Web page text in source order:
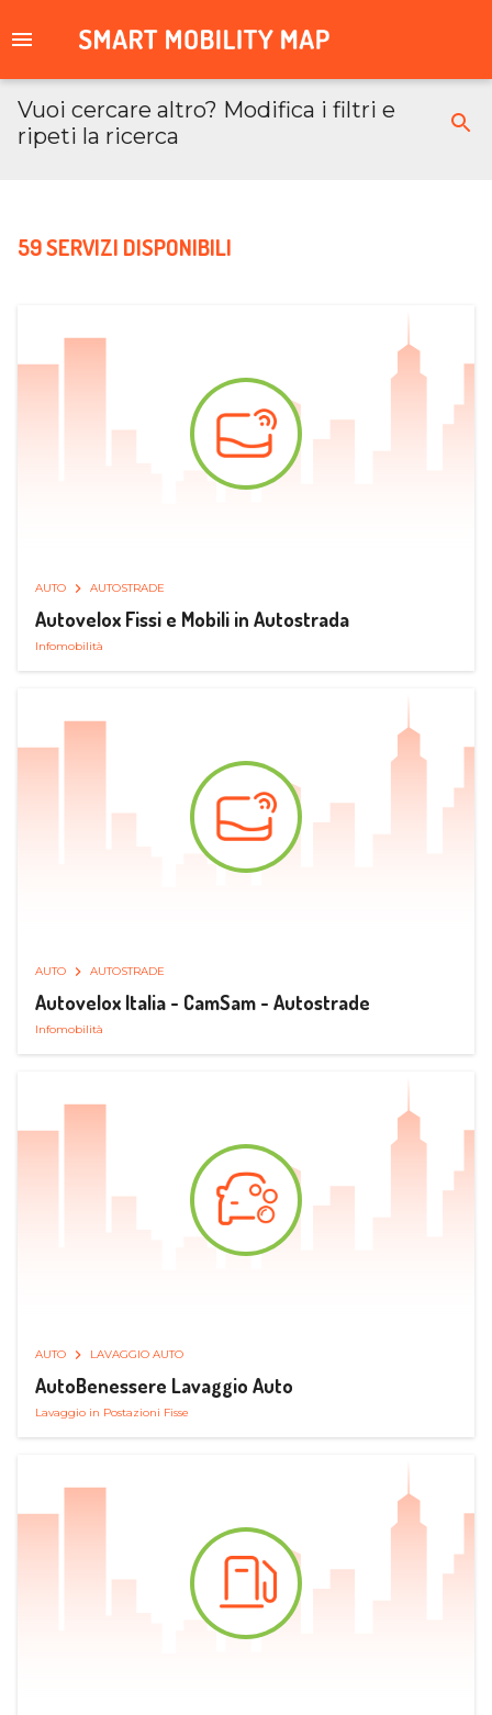
Vuoi cercare altro? Modifica i filtri e
ripeti la ricerca
59 SERVIZI DISPONIBILI
AUTO AUTOSTRADE
Autovelox Fissi e Mobili in Autostrada
Infomobilità
AUTO AUTOSTRADE
Autovelox Italia - CamSam - Autostrade
Infomobilità
AUTO LAVAGGIO AUTO
AutoBenessere Lavaggio Auto
Lavaggio in Postazioni Fisse